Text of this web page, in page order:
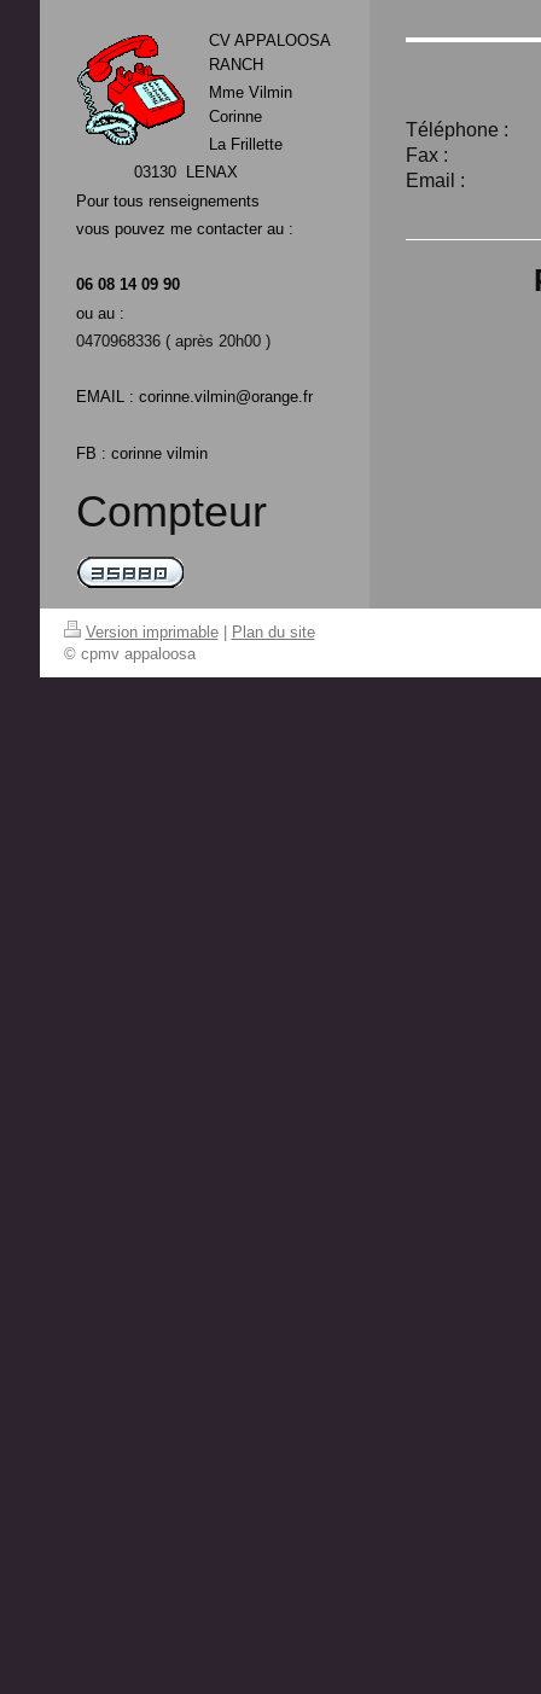
Téléphone :
Fax :
Email :
CV APPALOOSA
RANCH
Mme Vilmin
Corinne
La Frillette
03130 LENAX
Pour tous renseignements
vous pouvez me contacter au :
06 08 14 09 90
ou au :
0470968336 ( après 20h00 )
EMAIL : corinne.vilmin@orange.fr
FB : corinne vilmin
Compteur
Version imprimable
Plan du site
© cpmv appaloosa